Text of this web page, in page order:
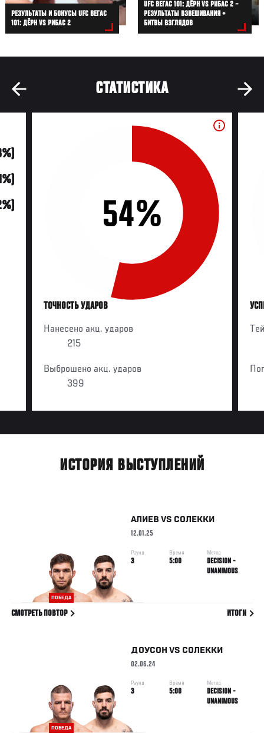
РЕЗУЛЬТАТЫ И БОНУСЫ UFC ВЕГАС
101: ДЁРН VS РИБАС 2
UFC ВЕГАС 101: ДЁРН VS РИБАС 2 –
РЕЗУЛЬТАТЫ ВЗВЕШИВАНИЯ +
БИТВЫ ВЗГЛЯДОВ
СТАТИСТИКА
54%
ТОЧНОСТЬ УДАРОВ
Нанесено акц. ударов
215
Выброшено акц. ударов
399
ИСТОРИЯ ВЫСТУПЛЕНИЙ
ПОБЕДА
АЛИЕВ VS СОЛЕККИ
12.01.25
Раунд
3
Время
5:00
Метод
DECISION -
UNANIMOUS
СМОТРЕТЬ ПОВТОР ИТОГИ
ПОБЕДА
ДОУСОН VS СОЛЕККИ
02.06.24
Раунд
3
Время
5:00
Метод
DECISION -
UNANIMOUS